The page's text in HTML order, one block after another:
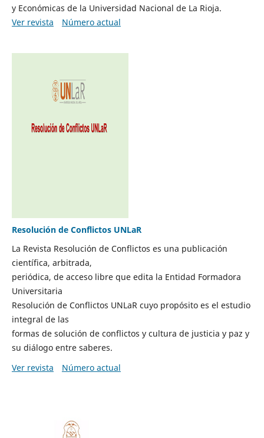
y Económicas de la Universidad Nacional de La Rioja.
Ver revista
Número actual
Resolución de Conflictos UNLaR
La Revista Resolución de Conflictos es una publicación
científica, arbitrada,
periódica, de acceso libre que edita la Entidad Formadora
Universitaria
Resolución de Conflictos UNLaR cuyo propósito es el estudio
integral de las
formas de solución de conflictos y cultura de justicia y paz y
su diálogo entre saberes.
Ver revista
Número actual